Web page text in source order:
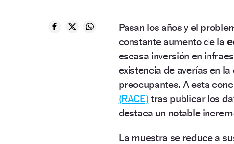
Pasan los años y el
constante aumento de la
escasa inversión en
existencia de averías en
preocupantes. A esta
(RACE) tras publicar los
destaca un notable
La muestra se reduce a